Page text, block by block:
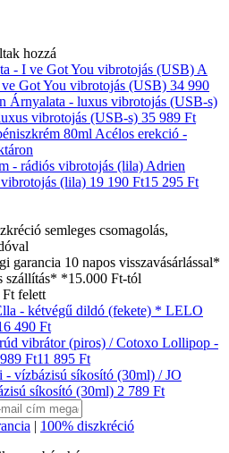
hozzá
A
ve Got You vibrotojás (USB) 34 990
vibrotojás (USB-s) 35 989 Ft
Acélos erekció -
Adrien
(lila) 19 190 Ft15 295 Ft
semleges csomagolás,
garancia 10 napos visszavásárlással*
szállítás* *15.000 Ft-tól
felett
* LELO
490 Ft
/ Cotoxo Lollipop -
Ft11 895 Ft
/ JO
síkosító (30ml) 2 789 Ft
| 100% diszkréció